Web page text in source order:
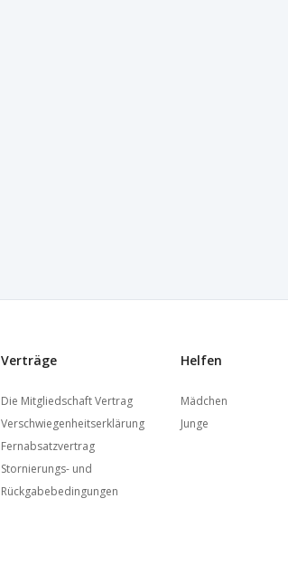
Verträge
Die Mitgliedschaft Vertrag
Verschwiegenheitserklärung
Fernabsatzvertrag
Stornierungs- und
Rückgabebedingungen
Helfen
Mädchen
Junge